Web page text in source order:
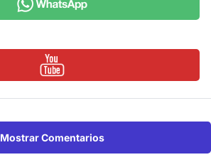
Mostrar Comentarios